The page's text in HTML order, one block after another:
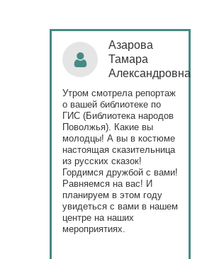
Ольга
Степанова
Была рядом музеем сето
в Псковской области,
рядом со Словенскими
Ключами, но был закрыт.
А у вас (Библиотека
народов Поволжья)
теперь посмотреть
экспонаты можно!
Здорово!